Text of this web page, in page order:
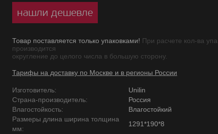
нашли дешевле
Товар поставляется только упаковками! При расчете кол-ва
производится
округление до целого числа в большую сторону.
Тарифы на доставку по Москве и в регионы России
Изготовитель:
Unilin
Страна-производитель:
Россия
Влагостойкость:
Влагостойкий
Размеры длина ширина толщина
мм:
1291*190*8